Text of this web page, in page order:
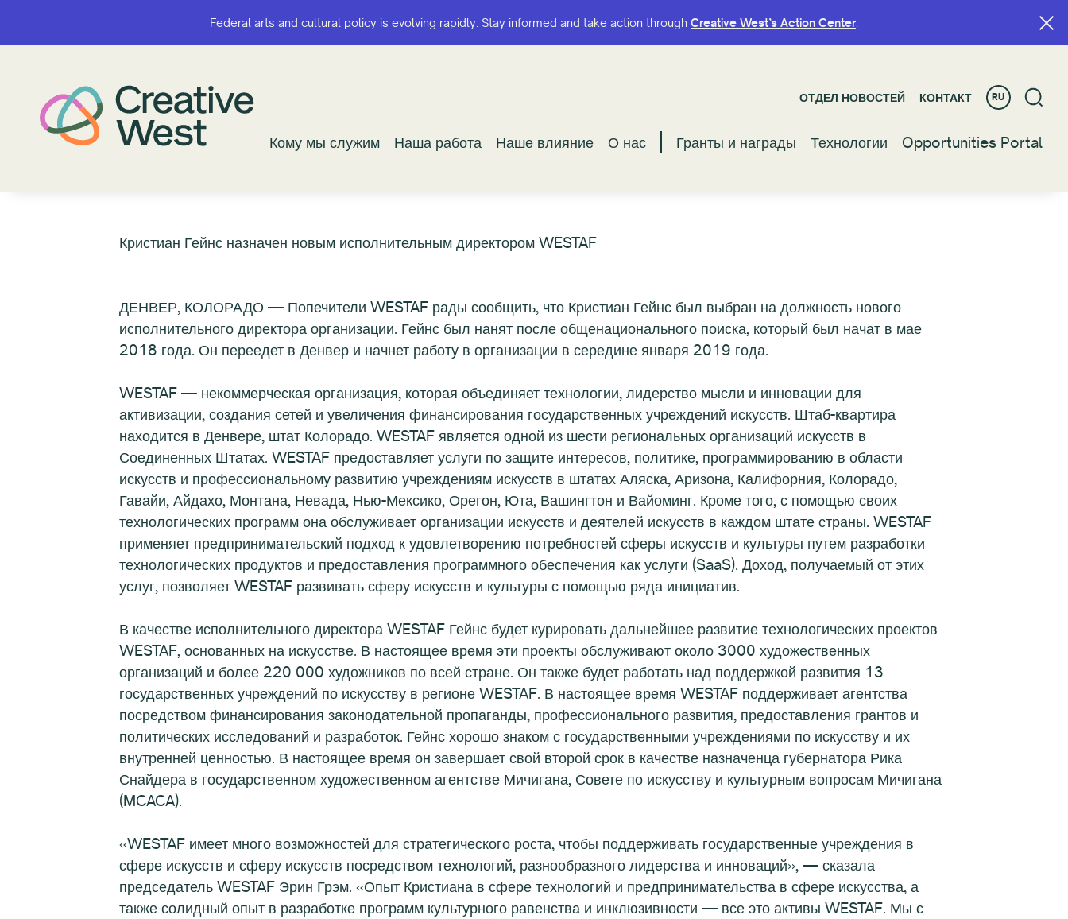
Federal arts and cultural policy is evolving rapidly. Stay informed and take action through Creative West’s Action Center.
ОТДЕЛ НОВОСТЕЙ КОНТАКТ RU
Кому мы служим Наша работа Наше влияние О нас Гранты и награды Технологии Opportunities Portal
Federal arts and cultural policy is evolving rapidly. Stay informed and take action through Creative West’s Action Center.
ОТДЕЛ НОВОСТЕЙ КОНТАКТ RU
Кому мы служим Наша работа Наше влияние О нас Гранты и награды Технологии Opportunities Portal
Кристиан Гейнс назначен новым исполнительным директором WESTAF
ДЕНВЕР, КОЛОРАДО — Попечители WESTAF рады сообщить, что Кристиан Гейнс был выбран на должность нового
исполнительного директора организации. Гейнс был нанят после общенационального поиска, который был начат в мае
2018 года. Он переедет в Денвер и начнет работу в организации в середине января 2019 года.
WESTAF — некоммерческая организация, которая объединяет технологии, лидерство мысли и инновации для
активизации, создания сетей и увеличения финансирования государственных учреждений искусств. Штаб-квартира
находится в Денвере, штат Колорадо. WESTAF является одной из шести региональных организаций искусств в
Соединенных Штатах. WESTAF предоставляет услуги по защите интересов, политике, программированию в области
искусств и профессиональному развитию учреждениям искусств в штатах Аляска, Аризона, Калифорния, Колорадо,
Гавайи, Айдахо, Монтана, Невада, Нью-Мексико, Орегон, Юта, Вашингтон и Вайоминг. Кроме того, с помощью своих
технологических программ она обслуживает организации искусств и деятелей искусств в каждом штате страны. WESTAF
применяет предпринимательский подход к удовлетворению потребностей сферы искусств и культуры путем разработки
технологических продуктов и предоставления программного обеспечения как услуги (SaaS). Доход, получаемый от этих
услуг, позволяет WESTAF развивать сферу искусств и культуры с помощью ряда инициатив.
В качестве исполнительного директора WESTAF Гейнс будет курировать дальнейшее развитие технологических проектов
WESTAF, основанных на искусстве. В настоящее время эти проекты обслуживают около 3000 художественных
организаций и более 220 000 художников по всей стране. Он также будет работать над поддержкой развития 13
государственных учреждений по искусству в регионе WESTAF. В настоящее время WESTAF поддерживает агентства
посредством финансирования законодательной пропаганды, профессионального развития, предоставления грантов и
политических исследований и разработок. Гейнс хорошо знаком с государственными учреждениями по искусству и их
внутренней ценностью. В настоящее время он завершает свой второй срок в качестве назначенца губернатора Рика
Снайдера в государственном художественном агентстве Мичигана, Совете по искусству и культурным вопросам Мичигана
(MCACA).
«WESTAF имеет много возможностей для стратегического роста, чтобы поддерживать государственные учреждения в
сфере искусств и сферу искусств посредством технологий, разнообразного лидерства и инноваций», — сказала
председатель WESTAF Эрин Грэм. «Опыт Кристиана в сфере технологий и предпринимательства в сфере искусства, а
также солидный опыт в разработке программ культурного равенства и инклюзивности — все это активы WESTAF. Мы с